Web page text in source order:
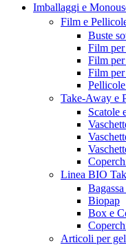
Imballaggi e
Film e
Buste
Film
Film per
Film
Take-Away e
Scatole
Linea BIO
Bagassa
Biopap
Box e
Articoli per